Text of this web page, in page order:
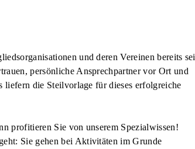
und deren Vereinen bereits
persönliche Ansprechpartner vor Ort und
liefern die Steilvorlage für dieses erfolgreiche
profitieren Sie von unserem Spezialwissen!
Sie gehen bei Aktivitäten im Grunde